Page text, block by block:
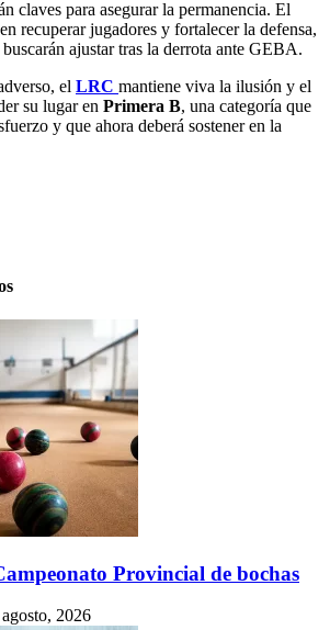
claves para asegurar la permanencia. El
recuperar jugadores y fortalecer la defensa,
ajustar tras la derrota ante GEBA.
el LRC mantiene viva la ilusión y el
su lugar en Primera B, una categoría que
y que ahora deberá sostener en la
Provincial de bochas
2026